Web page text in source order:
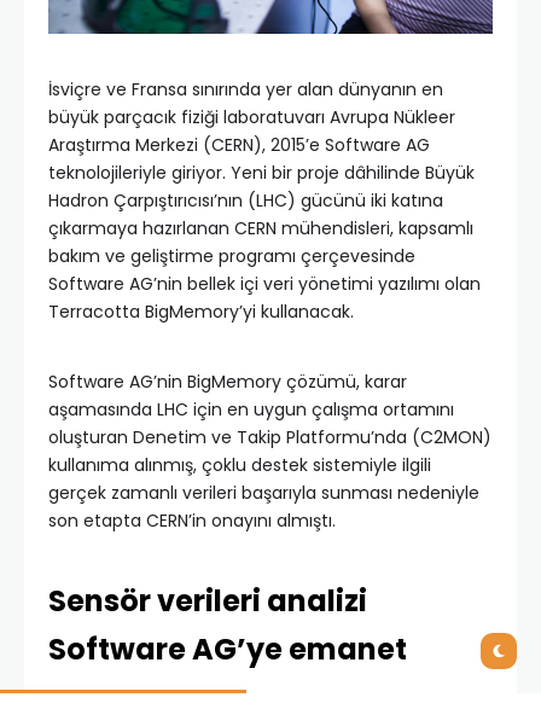
İsviçre ve Fransa sınırında yer alan dünyanın en
büyük parçacık fiziği laboratuvarı Avrupa Nükleer
Araştırma Merkezi (CERN), 2015’e Software AG
teknolojileriyle giriyor. Yeni bir proje dâhilinde Büyük
Hadron Çarpıştırıcısı’nın (LHC) gücünü iki katına
çıkarmaya hazırlanan CERN mühendisleri, kapsamlı
bakım ve geliştirme programı çerçevesinde
Software AG’nin bellek içi veri yönetimi yazılımı olan
Terracotta BigMemory’yi kullanacak.
Software AG’nin BigMemory çözümü, karar
aşamasında LHC için en uygun çalışma ortamını
oluşturan Denetim ve Takip Platformu’nda (C2MON)
kullanıma alınmış, çoklu destek sistemiyle ilgili
gerçek zamanlı verileri başarıyla sunması nedeniyle
son etapta CERN’in onayını almıştı.
Sensör verileri analizi
Software AG’ye emanet